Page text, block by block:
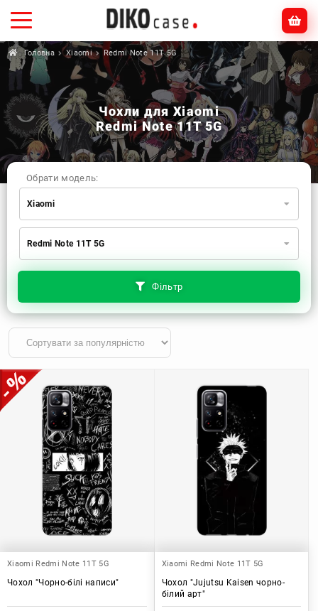
Головна Xiaomi Redmi Note 11T 5G
Чохли для Xiaomi
Redmi Note 11T 5G
Фільтр
Обрати модель:
Xiaomi
Xiaomi
Apple
Huawei
Realme
TECNO
ZTE
OnePlus
Motorola
Redmi Note 11T 5G
Xiaomi Redmi Note 11T 5G
Чохол "Чорно-білі написи"
Xiaomi Redmi Note 11T 5G
Чохол "Jujutsu Kaisen чорно-
білий арт"